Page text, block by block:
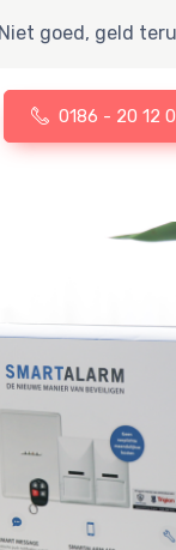
Niet goed, geld
0186 - 20 12